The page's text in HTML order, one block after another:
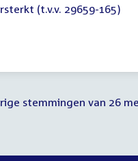
(t.v.v. 29659-165)
stemmingen van 26